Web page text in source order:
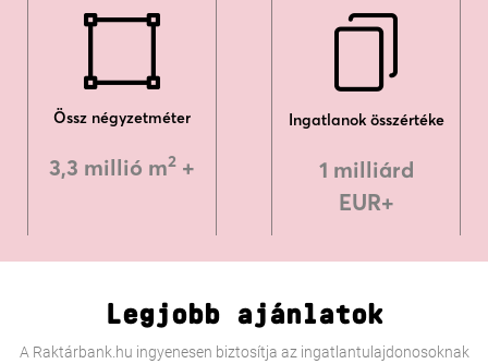
Össz négyzetméter
3,3 millió m2 +
Ingatlanok összértéke
1 milliárd
EUR+
Legjobb ajánlatok
A Raktárbank.hu ingyenesen biztosítja az ingatlantulajdonosoknak